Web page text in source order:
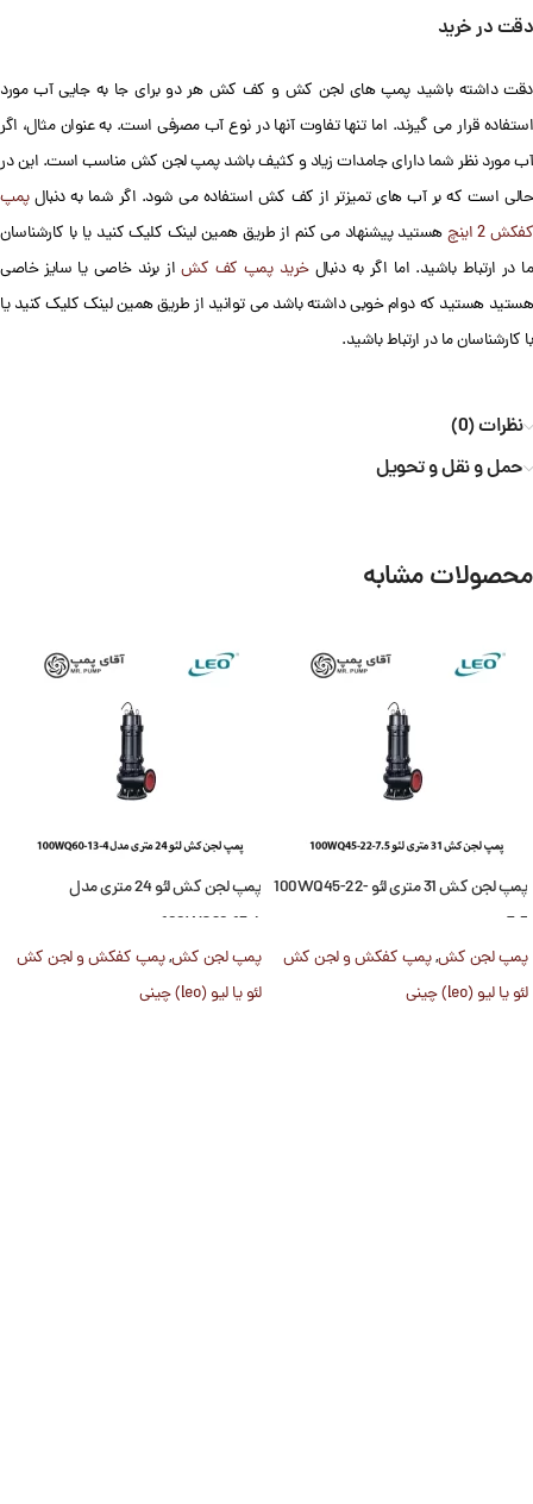
دقت در خرید
دقت داشته باشید پمپ های لجن کش و کف کش هر دو برای جا به جایی آب مورد
استفاده قرار می گیرند. اما تنها تفاوت آنها در نوع آب مصرفی است. به عنوان مثال، اگر
آب مورد نظر شما دارای جامدات زیاد و کثیف باشد پمپ لجن کش مناسب است. این در
حالی است که بر آب های تمیزتر از کف کش استفاده می شود. اگر شما به دنبالپمپ
کفکش 2 اینچ
هستید پیشنهاد می کنم از طریق همین لینک کلیک کنید یا با کارشناسان
ما در ارتباط باشید. اما اگر به دنبالخرید پمپ کف کشاز برند خاصی یا سایز خاصی
هستید هستید که دوام خوبی داشته باشد می توانید از طریق همین لینک کلیک کنید یا
با کارشناسان ما در ارتباط باشید.
نظرات (0)
حمل و نقل و تحویل
محصولات مشابه
پمپ لجن کش 31 متری لئو 100WQ45-22-
7.5
پمپ لجن کش,پمپ کفکش و لجن کش
لئو یا لیو (leo) چینی
پمپ لجن کش لئو 24 متری مدل
100WQ60-13-4
پمپ لجن کش,پمپ کفکش و لجن کش
لئو یا لیو (leo) چینی